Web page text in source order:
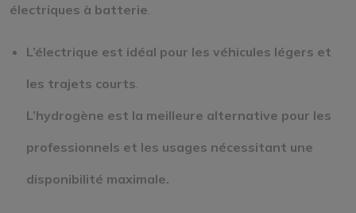
électriques à batterie
L’électrique est idéal pour les véhicules légers et
les trajets courts
L’hydrogène est la meilleure alternative pour les
professionnels et les usages nécessitant une
disponibilité maximale.